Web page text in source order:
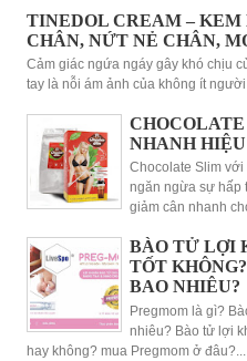
TINEDOL CREAM –
CHÂN, NỨT NẺ CHÂN,
Cảm giác ngứa ngáy gây khó chịu
tay là nỗi ám ảnh của không ít người
NHANH
Chocolate Slim
ngăn ngừa sự hấp
giảm cân nhanh
BÀO TỬ LỢI
TỐT
BAO NHIÊU?
Pregmom là gì?
nhiêu? Bào tử lợi
hay không? mua Pregmom ở đâu?...